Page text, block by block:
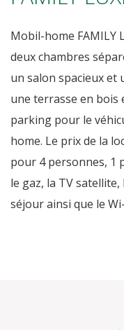
Mobil-home FAMILY
deux chambres
un salon spacieux et
une terrasse en bois
parking pour le
home. Le prix de la
pour 4 personnes, 1
le gaz, la TV
séjour ainsi que le